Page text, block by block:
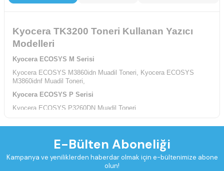
Kyocera TK3200 Toneri Kullanan Yazıcı
Modelleri
Kyocera ECOSYS M Serisi
Kyocera ECOSYS M3860idn Muadil Toneri, Kyocera ECOSYS
M3860idnf Muadil Toneri,
Kyocera ECOSYS P Serisi
Kyocera ECOSYS P3260DN Muadil Toneri,
E-Bülten Aboneliği
Kampanya ve yeniliklerden haberdar olmak için e-bültenimize abone
olun!